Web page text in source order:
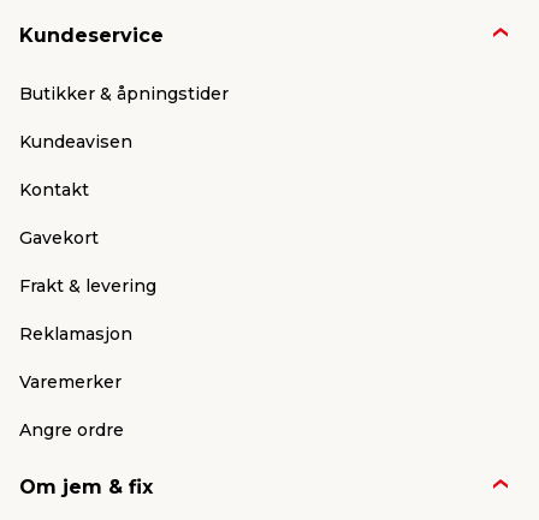
Kundeservice
Butikker & åpningstider
Kundeavisen
Kontakt
Gavekort
Frakt & levering
Reklamasjon
Varemerker
Angre ordre
Om jem & fix